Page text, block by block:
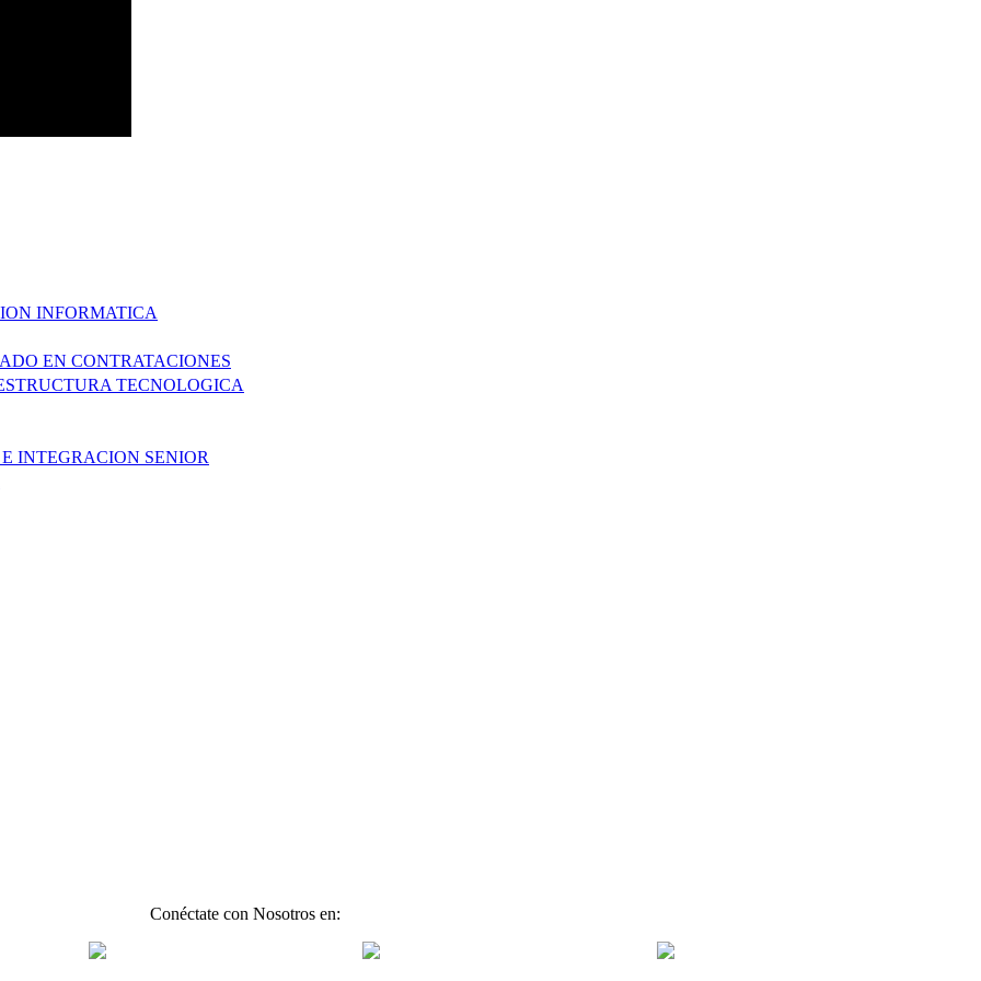
INFORMATICA
EN CONTRATACIONES
TECNOLOGICA
INTEGRACION SENIOR
Conéctate con Nosotros en: